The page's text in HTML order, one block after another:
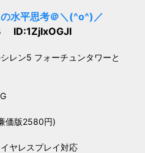
水平思考＠＼(^o^)／
ID:1ZjIxOGJl
レン5 フォーチュンタワーと
価版2580円)
ヤレスプレイ対応